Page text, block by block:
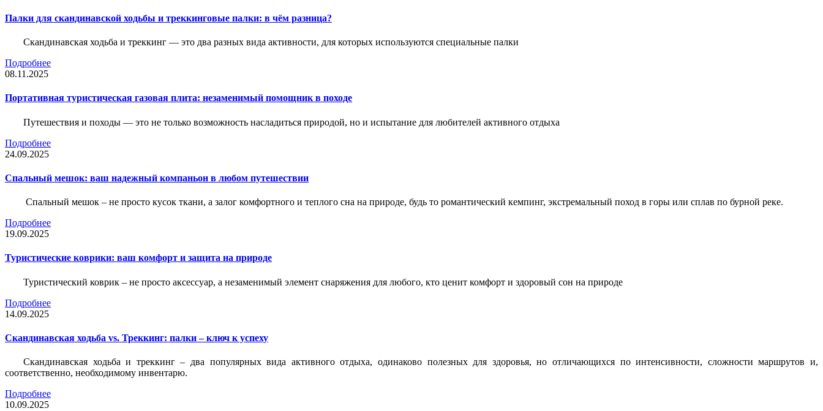
Палки для скандинавской ходьбы и треккинговые палки: в чём разница?
Скандинавская ходьба и треккинг — это два разных вида активности, для которых используются специальные палки
Подробнее
08.11.2025
Портативная туристическая газовая плита: незаменимый помощник в походе
Путешествия и походы — это не только возможность насладиться природой, но и испытание для любителей активного отдыха
Подробнее
24.09.2025
Спальный мешок: ваш надежный компаньон в любом путешествии
Спальный мешок – не просто кусок ткани, а залог комфортного и теплого сна на природе, будь то романтический кемпинг, экстремальный поход в горы или сплав по бурной реке.
Подробнее
19.09.2025
Туристические коврики: ваш комфорт и защита на природе
Туристический коврик – не просто аксессуар, а незаменимый элемент снаряжения для любого, кто ценит комфорт и здоровый сон на природе
Подробнее
14.09.2025
Скандинавская ходьба vs. Треккинг: палки – ключ к успеху
Скандинавская ходьба и треккинг – два популярных вида активного отдыха, одинаково полезных для здоровья, но отличающихся по интенсивности, сложности маршрутов и,
соответственно, необходимому инвентарю.
Подробнее
10.09.2025